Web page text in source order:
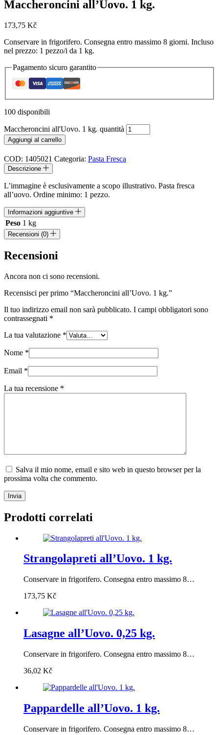
Maccheroncini all’Uovo. 1 kg.
173,75 Kč
Conservare in frigorifero. Consegna entro massimo 8 giorni. Incluso
nel prezzo: 1 pezzo/i da 1 kg.
Pagamento sicuro garantito
100 disponibili
Maccheroncini all'Uovo. 1 kg. quantità
Aggiungi al carrello
COD: 1405021 Categoria: Pasta Fresca
Descrizione
L’immagine è esclusivamente a scopo illustrativo. Pasta fresca
all’uovo. Ordine minimo: 1 pezzo.
Informazioni aggiuntive
Peso 1 kg
Recensioni (0)
Recensioni
Ancora non ci sono recensioni.
Recensisci per primo “Maccheroncini all’Uovo. 1 kg.”
Il tuo indirizzo email non sarà pubblicato. I campi obbligatori sono
contrassegnati *
La tua valutazione *
Nome *
Email *
La tua recensione *
Salva il mio nome, email e sito web in questo browser per la
prossima volta che commento.
Invia
Prodotti correlati
Strangolapreti all’Uovo. 1 kg.
Conservare in frigorifero. Consegna entro massimo 8…
173,75 Kč
Lasagne all’Uovo. 0,25 kg.
Conservare in frigorifero. Consegna entro massimo 8…
36,02 Kč
Pappardelle all’Uovo. 1 kg.
Conservare in frigorifero. Consegna entro massimo 8…